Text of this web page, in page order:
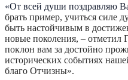
«От всей души поздравляю
брать пример, учиться силе
быть настойчивым в
новые поколения, – отметил
поклон вам за достойно
исторических событиях
благо Отчизны».